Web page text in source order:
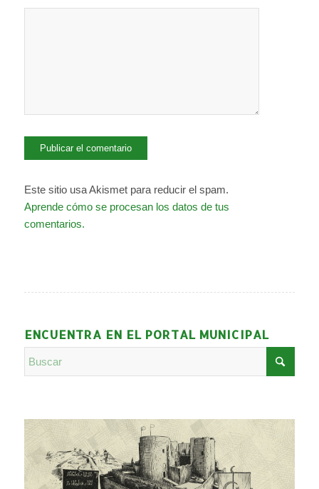
Este sitio usa Akismet para reducir el spam.
Aprende cómo se procesan los datos de tus
comentarios.
ENCUENTRA EN EL PORTAL MUNICIPAL